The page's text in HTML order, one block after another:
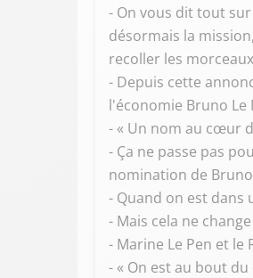
- On vous dit tout
désormais la
recoller les
- Depuis cette
l'économie Bruno Le
- « Un nom au cœur
- Ça ne passe pas
nomination de
- Quand on est dans
- Mais cela ne
- Marine Le Pen et
- « On est au bout